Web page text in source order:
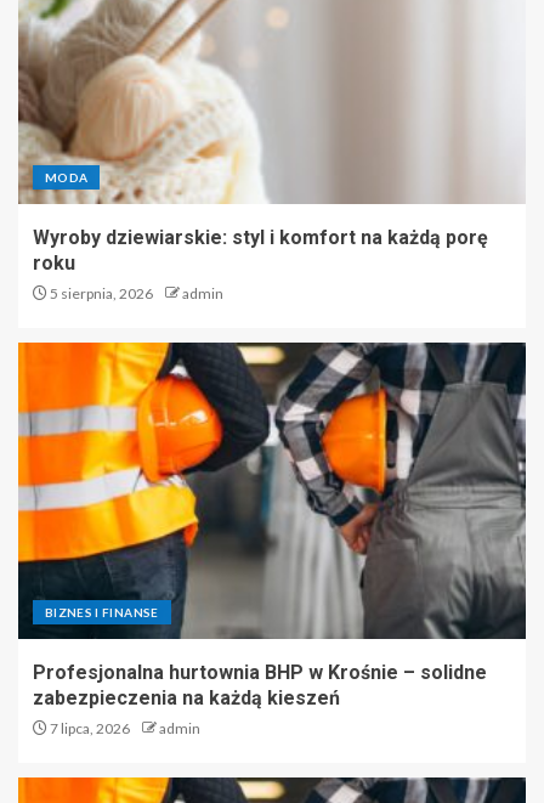
MODA
Wyroby dziewiarskie: styl i komfort na każdą porę
roku
5 sierpnia, 2026 admin
BIZNES I FINANSE
Profesjonalna hurtownia BHP w Krośnie – solidne
zabezpieczenia na każdą kieszeń
7 lipca, 2026 admin